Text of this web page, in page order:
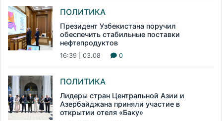
ПОЛИТИКА
Президент Узбекистана поручил
обеспечить стабильные поставки
нефтепродуктов
16:39 | 03.08 0
ПОЛИТИКА
Лидеры стран Центральной Азии и
Азербайджана приняли участие в
открытии отеля «Баку»